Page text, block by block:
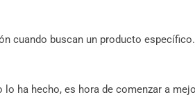
cuando buscan un producto
ha hecho, es hora de comenzar a